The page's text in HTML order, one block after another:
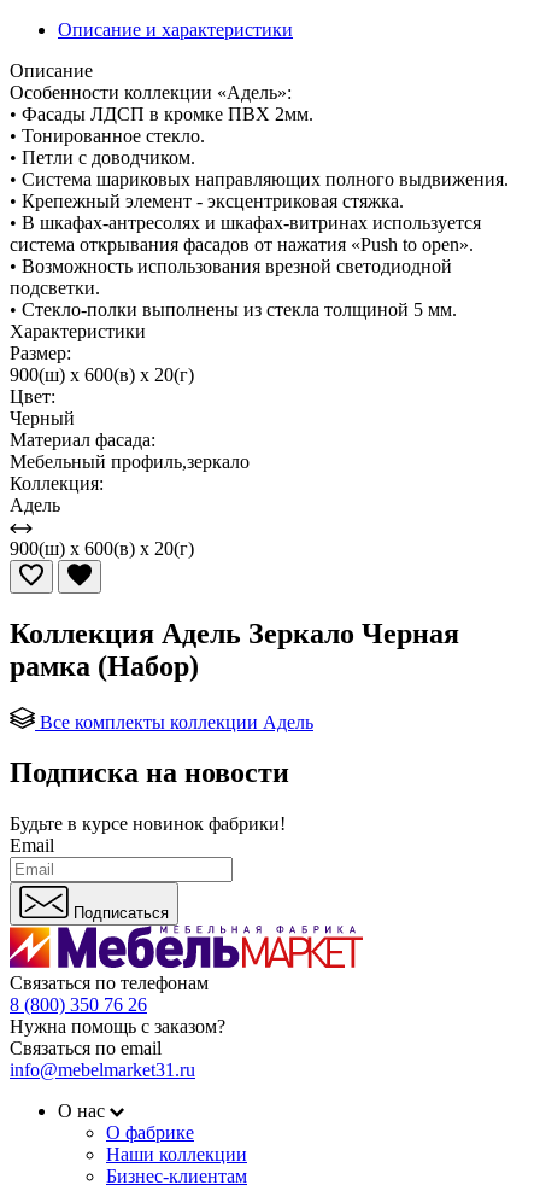
Описание и характеристики
Описание
Особенности коллекции «Адель»:
• Фасады ЛДСП в кромке ПВХ 2мм.
• Тонированное стекло.
• Петли с доводчиком.
• Система шариковых направляющих полного выдвижения.
• Крепежный элемент - эксцентриковая стяжка.
• В шкафах-антресолях и шкафах-витринах используется
система открывания фасадов от нажатия «Push to open».
• Возможность использования врезной светодиодной
подсветки.
• Стекло-полки выполнены из стекла толщиной 5 мм.
Характеристики
Размер:
900(ш) x 600(в) x 20(г)
Цвет:
Черный
Материал фасада:
Мебельный профиль,зеркало
Коллекция:
Адель
900(ш) x 600(в) x 20(г)
Коллекция Адель Зеркало Черная
рамка (Набор)
Все комплекты коллекции Адель
Подписка на новости
Будьте в курсе новинок фабрики!
Email
Подписаться
Связаться по телефонам
8 (800) 350 76 26
Нужна помощь с заказом?
Связаться по email
info@mebelmarket31.ru
О нас
О фабрике
Наши коллекции
Бизнес-клиентам